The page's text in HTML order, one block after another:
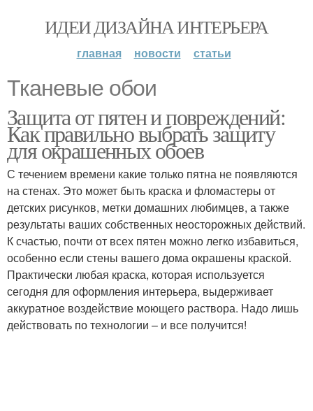
ИДЕИ ДИЗАЙНА ИНТЕРЬЕРА
главная новости статьи
Тканевые обои
Защита от пятен и повреждений:
Как правильно выбрать защиту
для окрашенных обоев
С течением времени какие только пятна не появляются
на стенах. Это может быть краска и фломастеры от
детских рисунков, метки домашних любимцев, а также
результаты ваших собственных неосторожных действий.
К счастью, почти от всех пятен можно легко избавиться,
особенно если стены вашего дома окрашены краской.
Практически любая краска, которая используется
сегодня для оформления интерьера, выдерживает
аккуратное воздействие моющего раствора. Надо лишь
действовать по технологии – и все получится!